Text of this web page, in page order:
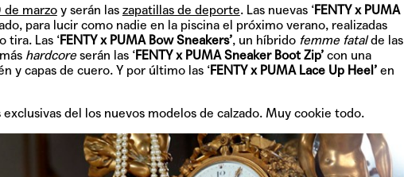
de marzoy serán las zapatillas de deporte. Las nuevas ‘FENTY x PUMA
para lucir como nadie en la piscina el próximo verano, realizadas
tira. Las ‘FENTY x PUMA Bow Sneakers’, un híbrido femme fatalde las
hardcoreserán las ‘FENTY x PUMA Sneaker Boot Zip’con una
y capas de cuero. Y por último las ‘FENTY x PUMA Lace Up Heel’ en
del los nuevos modelos de calzado. Muy cookie todo.
tiempo